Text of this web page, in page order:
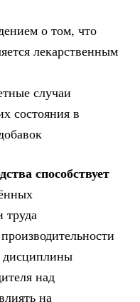
о том, что
лекарственным
случаи
состояния в
способствует
дисциплины
над
на